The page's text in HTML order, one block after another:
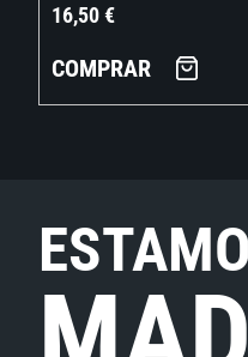
16,50€
COMPRAR